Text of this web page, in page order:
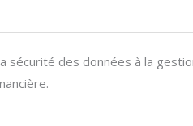
sécurité des données à la